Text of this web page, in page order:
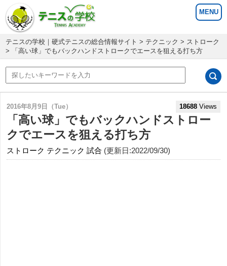
テニスの学校｜硬式テニスの総合情報サイト > テクニック > ストローク
> 「高い球」でもバックハンドストロークでエースを狙える打ち方
2016年8月9日（Tue） 18688 Views
「高い球」でもバックハンドストロー
クでエースを狙える打ち方
ストローク テクニック 試合 (更新日:2022/09/30)